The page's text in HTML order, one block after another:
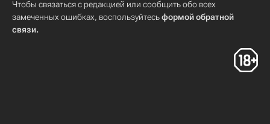
Чтобы связаться с редакцией или сообщить обо всех
замеченных ошибках, воспользуйтесьформой обратной
связи.